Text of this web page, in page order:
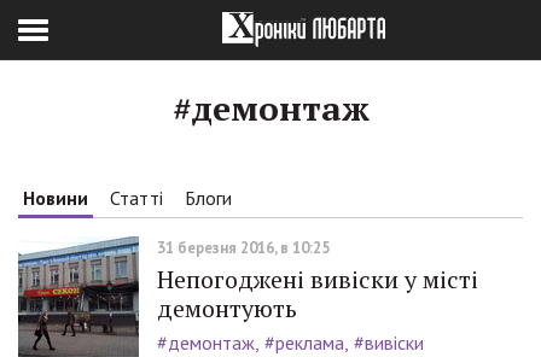
#демонтаж
Новини Статті Блоги
31 березня 2016, в 10:25
Непогоджені вивіски у місті
демонтують
#демонтаж #реклама #вивіски